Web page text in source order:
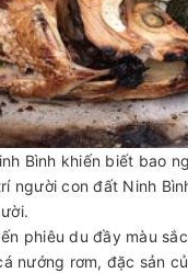
Bình khiến biết bao
người con đất Ninh
phiêu du đầy màu
nướng rơm, đặc sản